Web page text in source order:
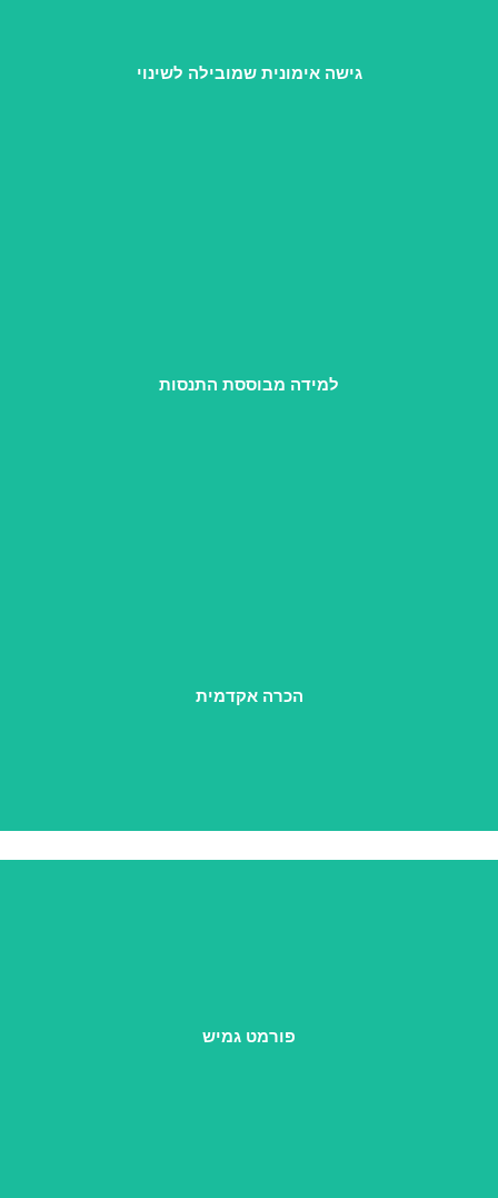
גישה אימונית שמובילה לשינוי
חוזקות ופתרונות ולא רק על ניתוח הבעיה.
למידה מבוססת התנסות
לראות כל זוג בייחודו ולהתאים לו את הדרך.
הכרה אקדמית
פורמט גמיש